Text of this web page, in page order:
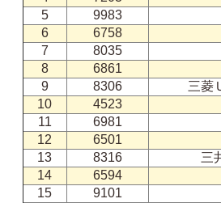
5
9983
6
6758
7
8035
8
6861
9
8306 三菱
10
4523
11
6981
12
6501
13
8316 三
14
6594
15
9101